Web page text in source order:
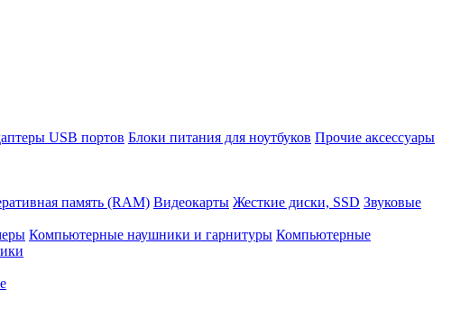
USB портов Блоки питания для ноутбуков Прочие аксессуары
память (RAM) Видеокарты Жесткие диски, SSD Звуковые
Компьютерные наушники и гарнитуры Компьютерные